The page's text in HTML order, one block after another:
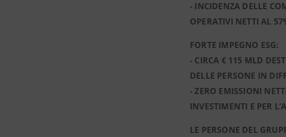
- INCIDENZA DELLE
OPERATIVI NETTI AL
FORTE IMPEGNO ESG:
- CIRCA € 115 MLD
DELLE PERSONE IN
- ZERO EMISSIONI
INVESTIMENTI E PER
LE PERSONE DEL